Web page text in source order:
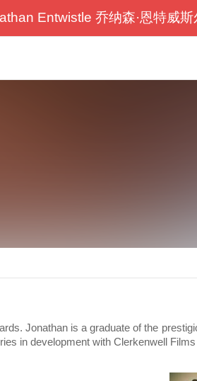
Entwistle 乔纳森·恩特威斯
Jonathan is a graduate of the
in development with Clerkenwell